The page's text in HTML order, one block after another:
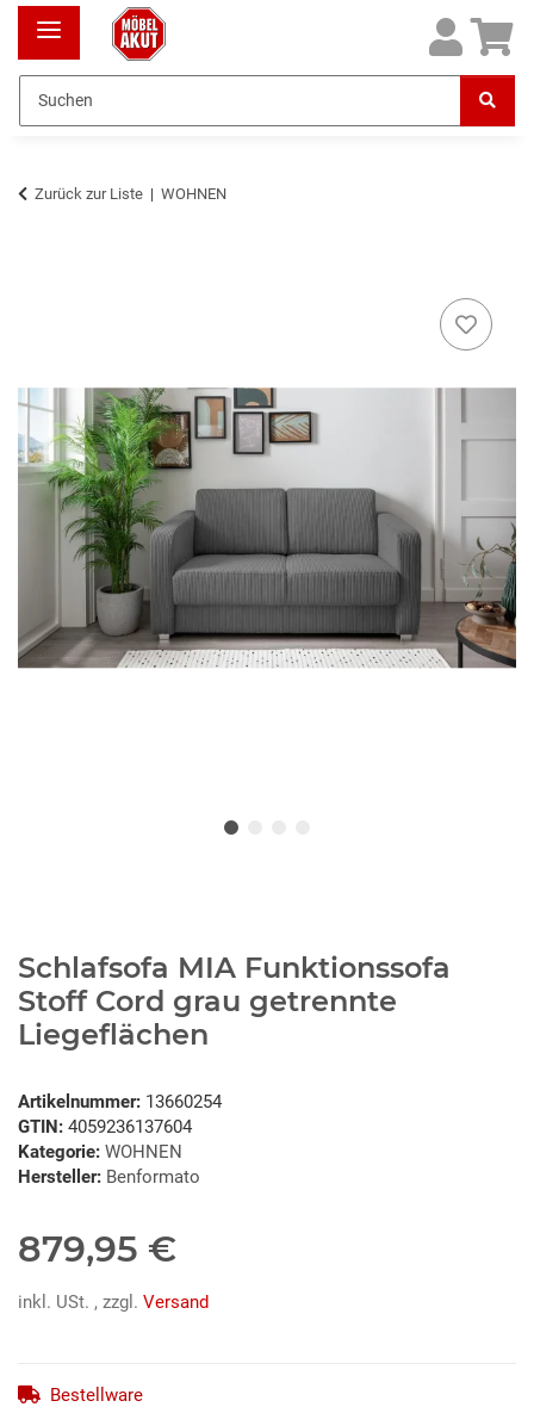
Zurück zur Liste WOHNEN
Schlafsofa MIA Funktionssofa
Stoff Cord grau getrennte
Liegeflächen
Artikelnummer: 13660254
GTIN: 4059236137604
Kategorie: WOHNEN
Hersteller: Benformato
879,95 €
inkl. USt. , zzgl. Versand
Bestellware